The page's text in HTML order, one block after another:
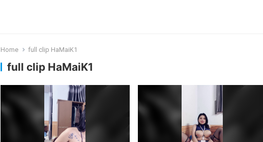
Home full clip HaMaiK1
full clip HaMaiK1